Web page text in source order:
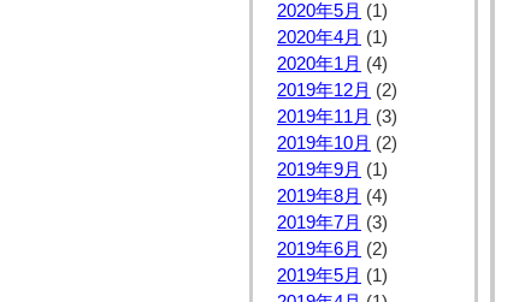
2020年5月 (1)
2020年4月 (1)
2020年1月 (4)
2019年12月 (2)
2019年11月 (3)
2019年10月 (2)
2019年9月 (1)
2019年8月 (4)
2019年7月 (3)
2019年6月 (2)
2019年5月 (1)